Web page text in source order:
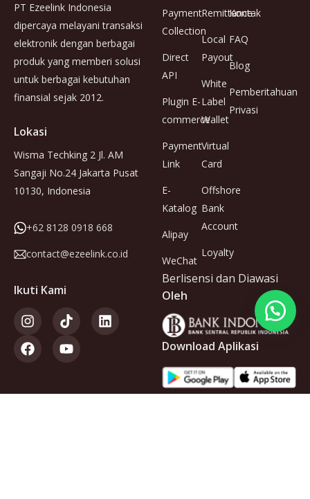
PT Ezeelink Indonesia
dipercaya melayani transaksi
elektronik dengan berbagai
produk yang memberi solusi
untuk berbagai kebutuhan
finansial sejak 2012.
Lokasi
Wisma Techking 2 Jl. AM
Sangaji No.24 Jakarta Pusat
10130, Indonesia
+62 8128 0918 668
contact@ezeelink.co.id
Ikuti Kami
Payment
Collection
Direct
API
Plugin E-
commerce
Payment
Link
E-
Katalog
Alipay
WeChat
Remittance
Local
Payout
White
Label
Wallet
Virtual
Card
Offshore
Bank
Account
Loyalty
Kontak
FAQ
Blog
Pemberitahuan
Privasi
Berlisensi dan Diawasi
Oleh
Download Aplikasi